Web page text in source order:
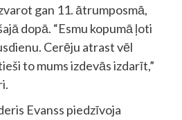
gan 11. ātrumposmā,
dopā. “Esmu kopumā ļoti
Cerēju atrast vēl
to mums izdevās izdarīt,”
Evanss piedzīvoja